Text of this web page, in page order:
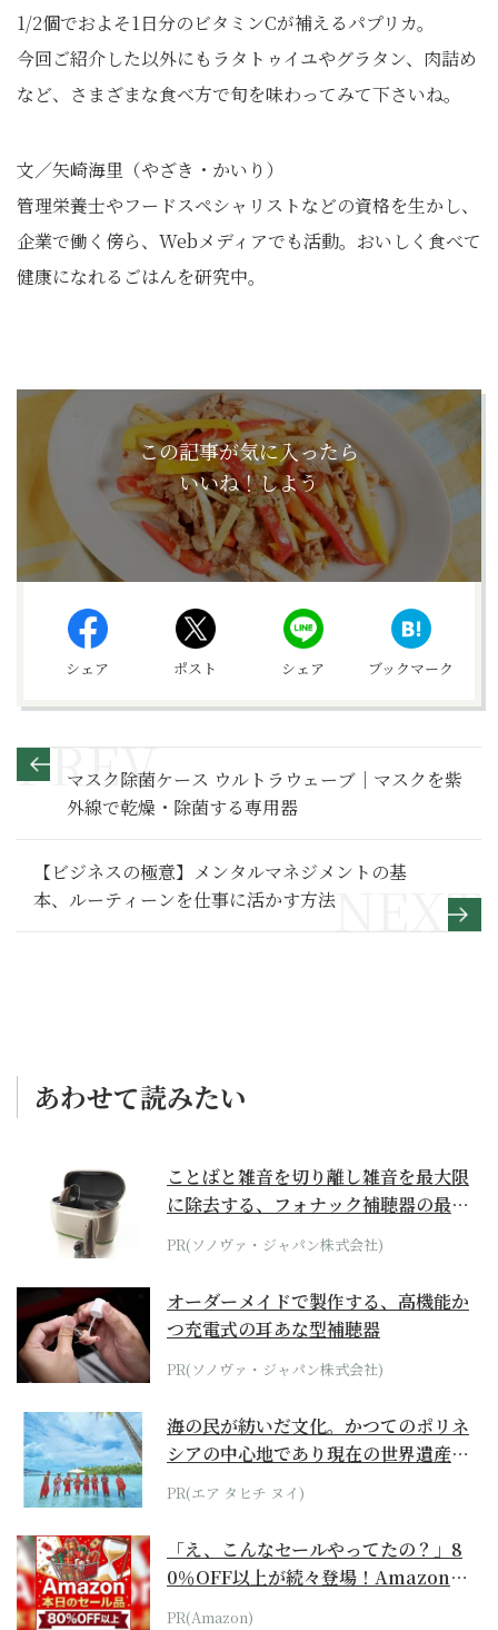
1/2個でおよそ1日分のビタミンCが補えるパプリカ。
今回ご紹介した以外にもラタトゥイユやグラタン、肉詰め
など、さまざまな食べ方で旬を味わってみて下さいね。
文／矢崎海里（やざき・かいり）
管理栄養士やフードスペシャリストなどの資格を生かし、
企業で働く傍ら、Webメディアでも活動。おいしく食べて
健康になれるごはんを研究中。
この記事が気に入ったら
いいね！しよう
シェア ポスト シェア ブックマーク
マスク除菌ケース ウルトラウェーブ｜マスクを紫
外線で乾燥・除菌する専用器
【ビジネスの極意】メンタルマネジメントの基
本、ルーティーンを仕事に活かす方法
あわせて読みたい
ことばと雑音を切り離し雑音を最大限
に除去する、フォナック補聴器の最上
位モデル
PR(ソノヴァ・ジャパン株式会社)
オーダーメイドで製作する、高機能か
つ充電式の耳あな型補聴器
PR(ソノヴァ・ジャパン株式会社)
海の民が紡いだ文化。かつてのポリネ
シアの中心地であり現在の世界遺産か
らみえてくる...
PR(エア タヒチ ヌイ)
「え、こんなセールやってたの？」8
0％OFF以上が続々登場！Amazonの
本気が...
PR(Amazon)